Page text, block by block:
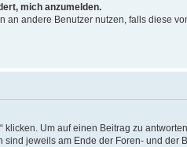
mich anzumelden.
andere Benutzer nutzen, falls diese
Um auf einen Beitrag zu
jeweils am Ende der Foren- und der